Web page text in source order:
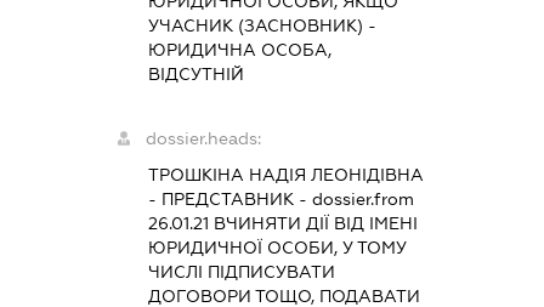
УЧАСНИК (ЗАСНОВНИК) -
ЮРИДИЧНА ОСОБА,
ВІДСУТНІЙ
dossier.heads:
ТРОШКІНА НАДІЯ ЛЕОНІДІВНА
- ПРЕДСТАВНИК - dossier.from
26.01.21 ВЧИНЯТИ ДІЇ ВІД ІМЕНІ
ЮРИДИЧНОЇ ОСОБИ, У ТОМУ
ЧИСЛІ ПІДПИСУВАТИ
ДОГОВОРИ ТОЩО, ПОДАВАТИ